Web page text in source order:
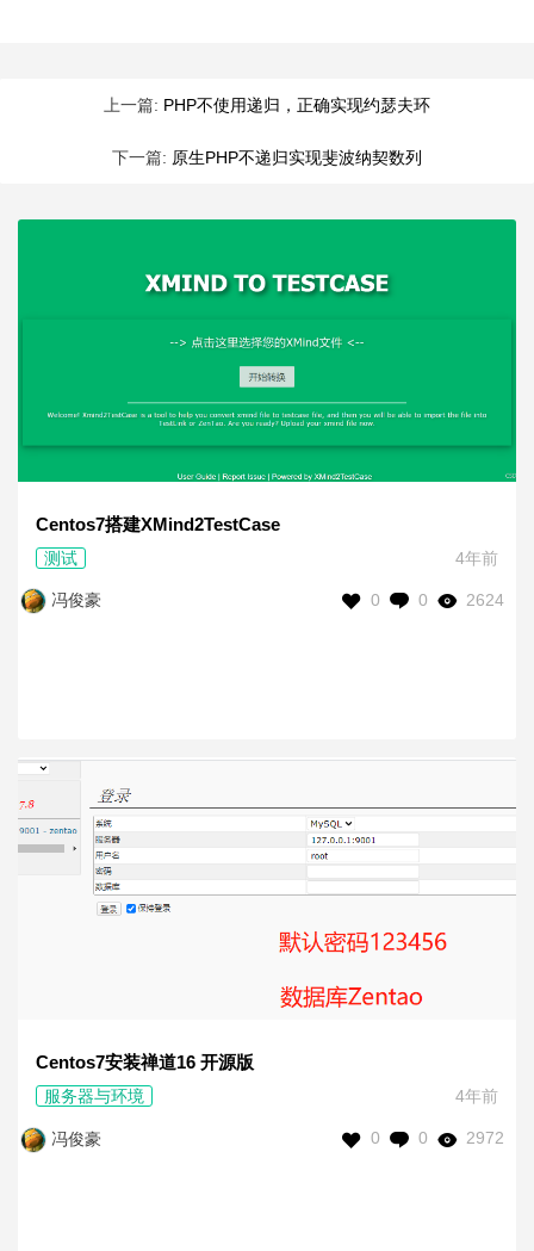
上一篇: PHP不使用递归，正确实现约瑟夫环
下一篇: 原生PHP不递归实现斐波纳契数列
Centos7搭建XMind2TestCase
测试 4年前
冯俊豪 2624
0
0
Centos7安装禅道16 开源版
服务器与环境 4年前
冯俊豪 2972
0
0